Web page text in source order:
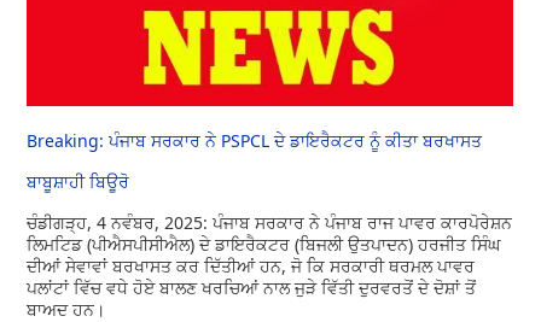
Breaking: ਪੰਜਾਬ ਸਰਕਾਰ ਨੇ PSPCL ਦੇ ਡਾਇਰੈਕਟਰ ਨੂੰ ਕੀਤਾ ਬਰਖਾਸਤ
ਬਾਬੂਸ਼ਾਹੀ ਬਿਊਰੋ
ਚੰਡੀਗੜ੍ਹ, 4 ਨਵੰਬਰ, 2025: ਪੰਜਾਬ ਸਰਕਾਰ ਨੇ ਪੰਜਾਬ ਰਾਜ ਪਾਵਰ ਕਾਰਪੋਰੇਸ਼ਨ
ਲਿਮਟਿਡ (ਪੀਐਸਪੀਸੀਐਲ) ਦੇ ਡਾਇਰੈਕਟਰ (ਬਿਜਲੀ ਉਤਪਾਦਨ) ਹਰਜੀਤ ਸਿੰਘ
ਦੀਆਂ ਸੇਵਾਵਾਂ ਬਰਖਾਸਤ ਕਰ ਦਿੱਤੀਆਂ ਹਨ, ਜੋ ਕਿ ਸਰਕਾਰੀ ਥਰਮਲ ਪਾਵਰ
ਪਲਾਂਟਾਂ ਵਿੱਚ ਵਧੇ ਹੋਏ ਬਾਲਣ ਖਰਚਿਆਂ ਨਾਲ ਜੁੜੇ ਵਿੱਤੀ ਦੁਰਵਰਤੋਂ ਦੇ ਦੋਸ਼ਾਂ ਤੋਂ
ਬਾਅਦ ਹਨ।